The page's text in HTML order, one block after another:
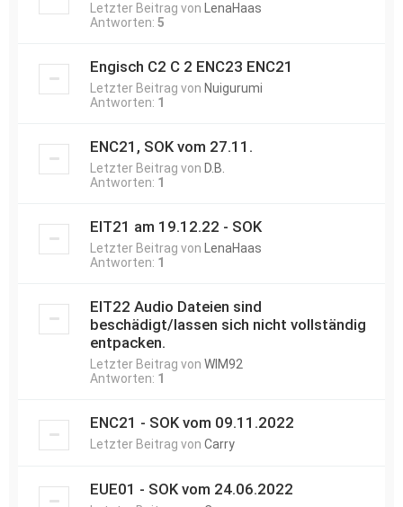
Letzter Beitrag von
LenaHaas
Antworten: 5
Engisch C2 C 2 ENC23 ENC21
Letzter Beitrag von Nuigurumi
Antworten: 1
ENC21, SOK vom 27.11.
Letzter Beitrag von D.B.
Antworten: 1
EIT21 am 19.12.22 - SOK
Letzter Beitrag von
LenaHaas
Antworten: 1
EIT22 Audio Dateien sind
beschädigt/lassen sich nicht vollständig
entpacken.
Letzter Beitrag von WIM92
Antworten: 1
ENC21 - SOK vom 09.11.2022
Letzter Beitrag von Carry
EUE01 - SOK vom 24.06.2022